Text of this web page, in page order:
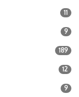
11
9
189
12
9